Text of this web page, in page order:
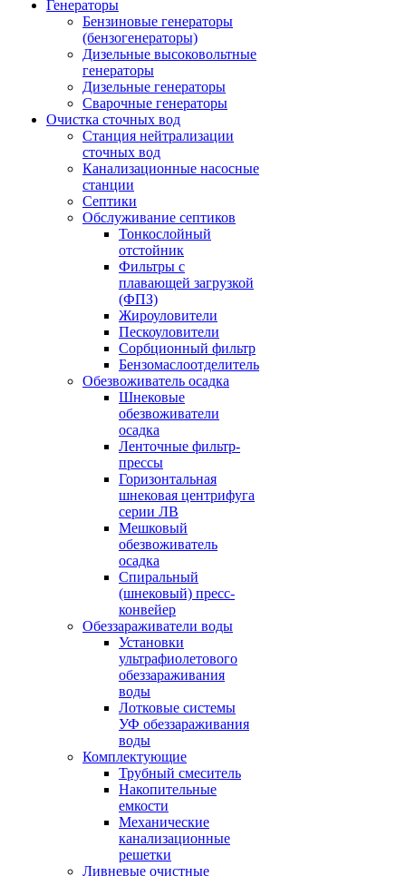
Генераторы
Бензиновые генераторы
(бензогенераторы)
Дизельные высоковольтные
генераторы
Дизельные генераторы
Сварочные генераторы
Очистка сточных вод
Станция нейтрализации
сточных вод
Канализационные насосные
станции
Септики
Обслуживание септиков
Тонкослойный
отстойник
Фильтры с
плавающей загрузкой
(ФПЗ)
Жироуловители
Пескоуловители
Сорбционный фильтр
Бензомаслоотделитель
Обезвоживатель осадка
Шнековые
обезвоживатели
осадка
Ленточные фильтр-
прессы
Горизонтальная
шнековая центрифуга
серии ЛВ
Мешковый
обезвоживатель
осадка
Спиральный
(шнековый) пресс-
конвейер
Обеззараживатели воды
Установки
ультрафиолетового
обеззараживания
воды
Лотковые системы
УФ обеззараживания
воды
Комплектующие
Трубный смеситель
Накопительные
емкости
Механические
канализационные
решетки
Ливневые очистные